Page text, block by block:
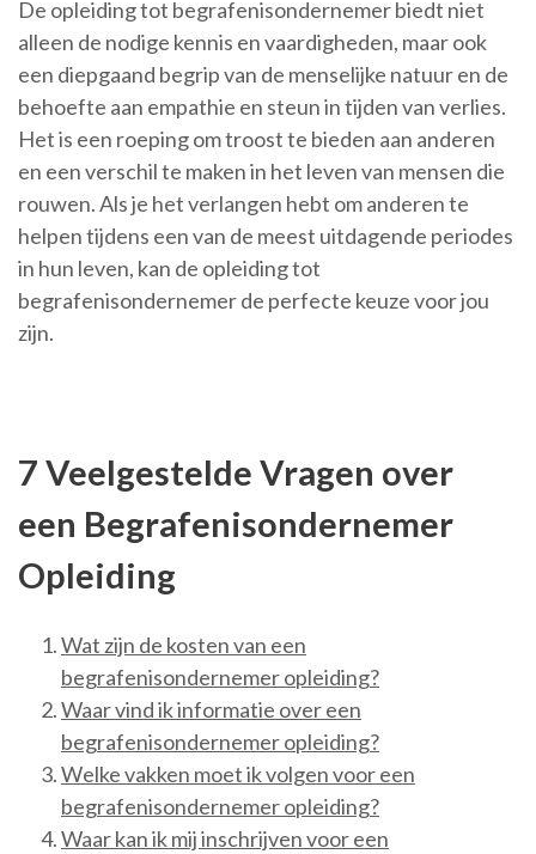
De opleiding tot begrafenisondernemer biedt niet
alleen de nodige kennis en vaardigheden, maar ook
een diepgaand begrip van de menselijke natuur en de
behoefte aan empathie en steun in tijden van verlies.
Het is een roeping om troost te bieden aan anderen
en een verschil te maken in het leven van mensen die
rouwen. Als je het verlangen hebt om anderen te
helpen tijdens een van de meest uitdagende periodes
in hun leven, kan de opleiding tot
begrafenisondernemer de perfecte keuze voor jou
zijn.
7 Veelgestelde Vragen over
een Begrafenisondernemer
Opleiding
Wat zijn de kosten van een
begrafenisondernemer opleiding?
Waar vind ik informatie over een
begrafenisondernemer opleiding?
Welke vakken moet ik volgen voor een
begrafenisondernemer opleiding?
Waar kan ik mij inschrijven voor een